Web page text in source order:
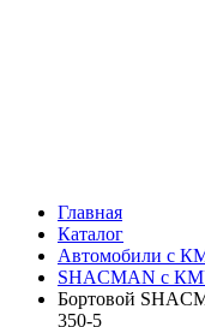
Главная
Каталог
Автомобили с
SHACMAN с
Бортовой
350-5